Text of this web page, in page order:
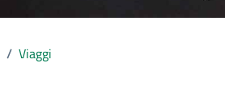
/ Viaggi